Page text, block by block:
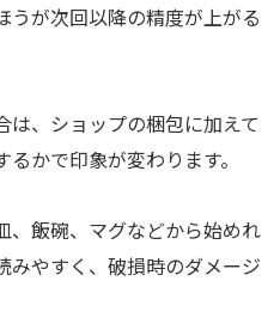
うが次回以降の精度が上がる
は、ショップの梱包に加えて
かで印象が変わります。
、飯碗、マグなどから始めれ
みやすく、破損時のダメージ